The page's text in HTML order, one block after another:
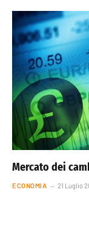
Mercato dei
ECONOMIA 21 Luglio